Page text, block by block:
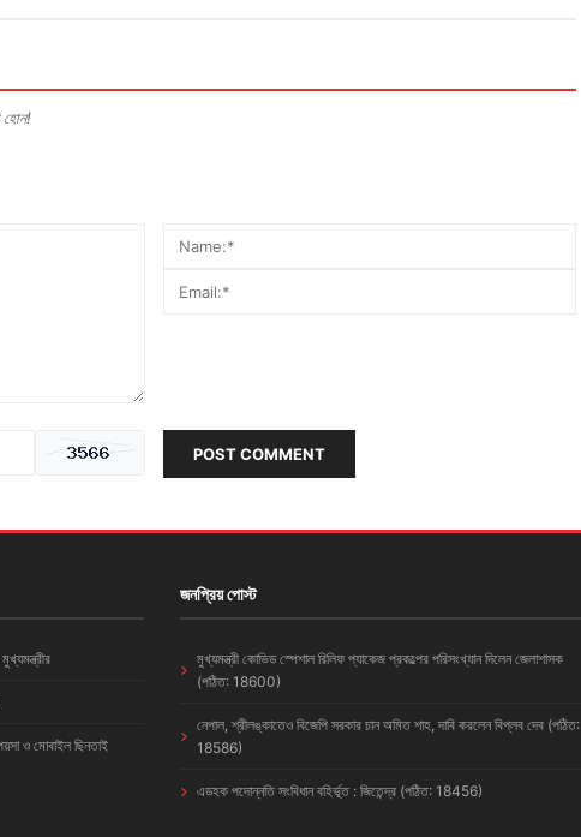
হোন!
POST COMMENT
ও মোবাইল ছিনতাই
জনপ্রিয় পোস্ট
মুখ্যমন্ত্রী কোভিড স্পেশাল রিলিফ প্যাকেজ প্রকল্পের পরিসংখ্যান দিলেন জেলাশাসক
(পঠিত: 18600)
নেপাল, শ্রীলঙ্কাতেও বিজেপি সরকার চান অমিত শাহ, দাবি করলেন বিপ্লব দেব (পঠিত:
18586)
এডহক পদোন্নতি সংবিধান বহির্ভূত : জিতেন্দ্র (পঠিত: 18456)